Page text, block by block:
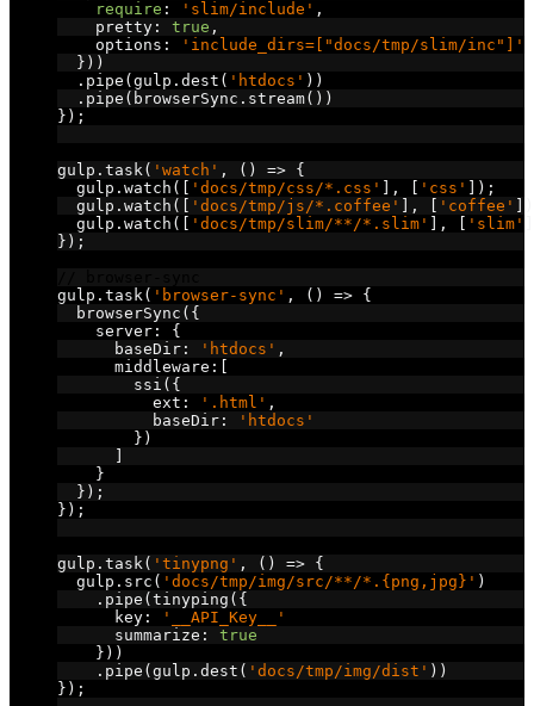
require : 'slim/include' ,
    pretty
: true ,
    options
:
'include_dirs=["docs/tmp/slim/inc"]'
}))
. pipe (gulp . dest ( 'htdocs' ))
. pipe ( browserSync . stream())
});
gulp . task ( 'watch' , () => {
  gulp
. watch ([ 'docs/tmp/css/*.css' ], [ 'css' ]);
  gulp
. watch ([ 'docs/tmp/js/*.coffee' ], [ 'coffee'
  gulp
. watch ([ 'docs/tmp/slim/**/*.slim' ], [ 'slim'
});
gulp . task ( 'browser-sync' , () => {
  browserSync
({
    server
:
{
      baseDir
: 'htdocs' ,
      middleware
:[
        ssi
({
          ext
: '.html' ,
          baseDir
:
'htdocs'
})
]
}
});
});
gulp . task ( 'tinypng' , () => {
  gulp
. src ( 'docs/tmp/img/src/**/*.{png,jpg}' )
. pipe (tinyping ({
      key
:
'__API_Key__'
      summarize
:
true
}))
. pipe (gulp . dest ( 'docs/tmp/img/dist' ))
});